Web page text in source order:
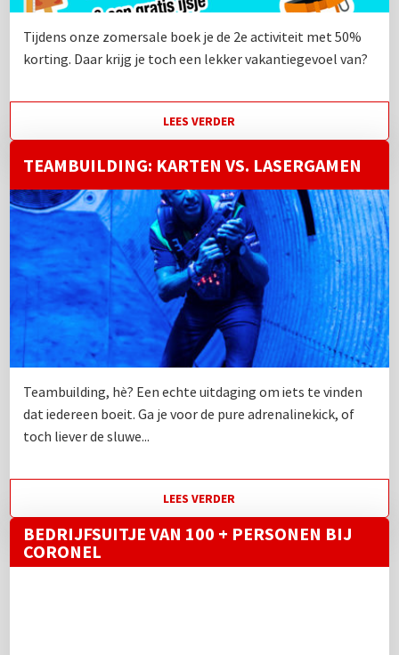
Tijdens onze zomersale boek je de 2e activiteit met 50%
korting. Daar krijg je toch een lekker vakantiegevoel van?
LEES VERDER
TEAMBUILDING: KARTEN VS. LASERGAMEN
Teambuilding, hè? Een echte uitdaging om iets te vinden
dat iedereen boeit. Ga je voor de pure adrenalinekick, of
toch liever de sluwe...
LEES VERDER
BEDRIJFSUITJE VAN 100 + PERSONEN BIJ
CORONEL